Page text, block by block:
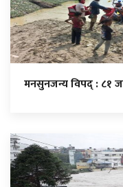
मनसुनजन्य विपद् : ८१